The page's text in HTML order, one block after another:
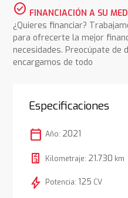
check_circle FINANCIACIÓN A SU
¿Quieres financiar?
para ofrecerte la mejor
necesidades. Preocúpate
encargamos de todo
Especificaciones
calendar_today Año: 2021
Kilometraje: 21.730 km
bolt Potencia: 125 CV